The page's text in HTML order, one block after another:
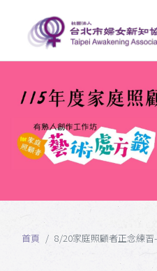
首頁 8/20家庭照顧者正念練